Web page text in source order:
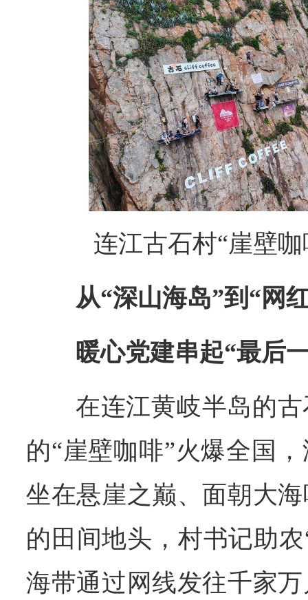
连江古石村“崖壁
从“深山海岛”到“网
暖心党建串起“最后
在连江黄岐半岛的
的“崖壁咖啡”火爆全国
坐在悬崖之巅、面朝大
的田间地头，村书记助
海带通过网线发往千家